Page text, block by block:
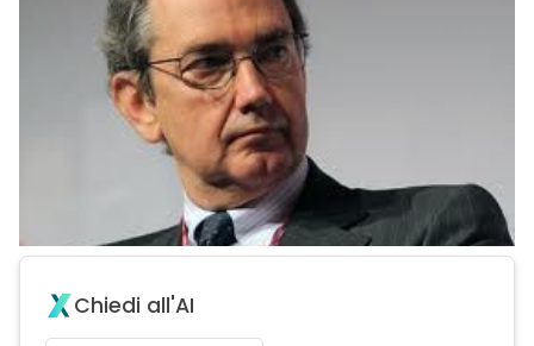
Chiedi all'AI